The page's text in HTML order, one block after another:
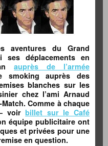
du Grand
ses déplacements en
auprès de l’armée
smoking auprès des
blanches sur les
chez l’ami Arnaud
Comme à chaque
– voirbillet sur le Café
équipe publicitaire ont
et privées pour une
en question.